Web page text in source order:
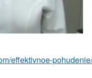
effektivnoe-